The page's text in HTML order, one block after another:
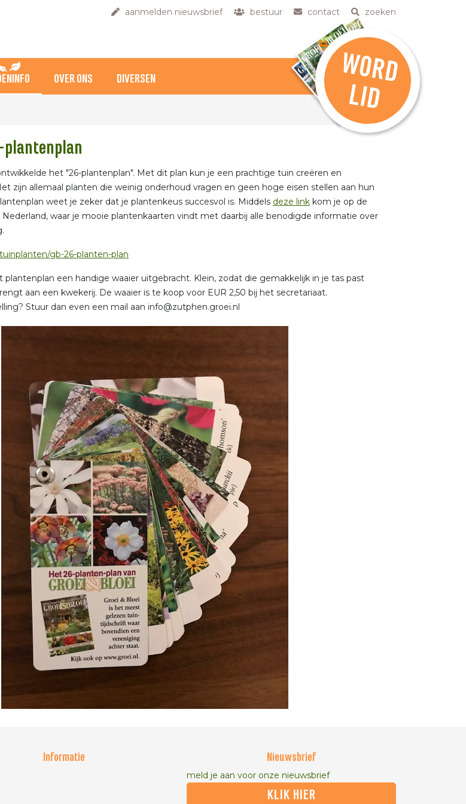
aanmelden nieuwsbrief bestuur contact zoeken
OVER ONS DIVERSEN W
O
R
D
L
ID
plantenplan
het "26-plantenplan". Met dit plan kun je een prachtige tuin creëren en
zijn allemaal planten die weinig onderhoud vragen en geen hoge eisen stellen aan hun
weet je zeker dat je plantenkeus succesvol is. Middels deze link kom je op de
waar je mooie plantenkaarten vindt met daarbij alle benodigde informatie over
gb-26-planten-plan
plantenplan een handige waaier uitgebracht. Klein, zodat die gemakkelijk in je tas past
aan een kwekerij. De waaier is te koop voor EUR 2,50 bij het secretariaat.
Stuur dan even een mail aan info@zutphen.groei.nl
Informatie Nieuwsbrief
meld je aan voor onze nieuwsbrief
KLIK HIER